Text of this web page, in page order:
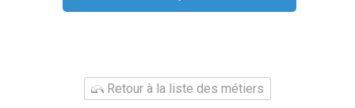
Retour à la liste des métiers